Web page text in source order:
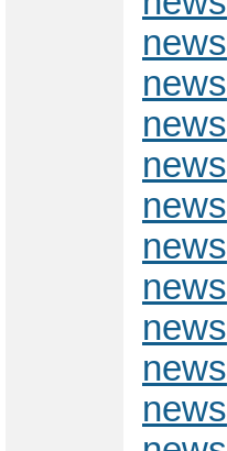
news
news
news
news
news
news
news
news
news
news